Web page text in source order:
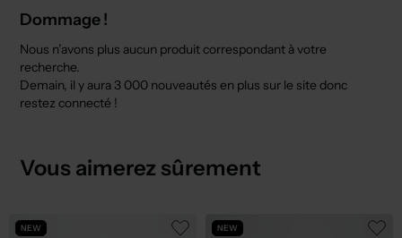
Dommage !
Nous n’avons plus aucun produit correspondant à votre
recherche.
Demain, il y aura 3 000 nouveautés en plus sur le site donc
restez connecté !
Vous aimerez sûrement
NEW NEW